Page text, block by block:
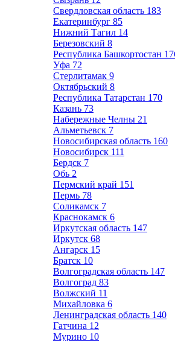
Свердловская область 183
Екатеринбург 85
Нижний Тагил 14
Березовский 8
Республика Башкортостан
Уфа 72
Стерлитамак 9
Октябрьский 8
Республика Татарстан 170
Казань 73
Набережные Челны 21
Альметьевск 7
Новосибирская область 160
Новосибирск 111
Бердск 7
Обь 2
Пермский край 151
Пермь 78
Соликамск 7
Краснокамск 6
Иркутская область 147
Иркутск 68
Ангарск 15
Братск 10
Волгоградская область 147
Волгоград 83
Волжский 11
Михайловка 6
Ленинградская область 140
Гатчина 12
Мурино 10